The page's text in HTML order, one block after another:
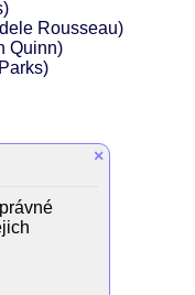
Rousseau)
Quinn)
Maiden)
×